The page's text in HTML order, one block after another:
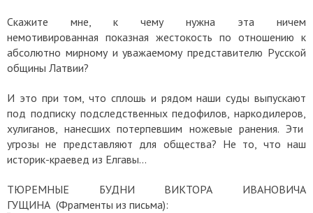
Скажите мне, к чему нужна эта ничем
немотивированная показная жестокость по отношению к
абсолютно мирному и уважаемому представителю Русской
общины Латвии?
И это при том, что сплошь и рядом наши суды выпускают
под подписку подследственных педофилов, наркодилеров,
хулиганов, нанесших потерпевшим ножевые ранения. Эти
угрозы не представляют для общества? Не то, что наш
историк-краевед из Елгавы…
ТЮРЕМНЫЕ БУДНИ ВИКТОРА ИВАНОВИЧА
ГУЩИНА (Фрагменты из письма):